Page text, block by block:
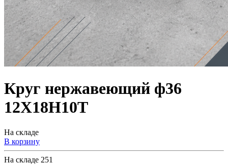
Круг нержавеющий ф36
12Х18Н10Т
На складе
В корзину
На складе 251